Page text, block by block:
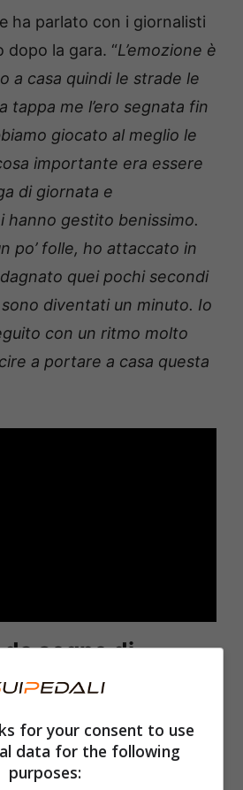
ha parlato con i giornalisti
dopo la gara. “L’emozione è
a casa quindi le strade le
tappa me l’ero segnata fin
giocato al meglio le
importante era essere
di giornata e
hanno gestito benissimo.
po’ folle, ho attaccato in
quei pochi secondi
diventati un minuto. Io
con un ritmo molto
a portare a casa questa
sogno di
mi mancava da
era abbastanza frustrante
for your consent to use
data for the following
purposes: